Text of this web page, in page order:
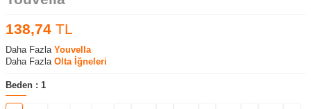
138,74 TL
Daha Fazla Youvella
Daha Fazla Olta İğneleri
Beden : 1